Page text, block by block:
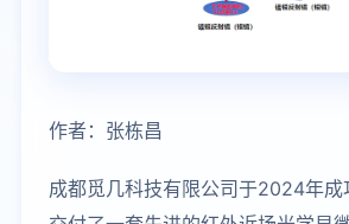
作者：张栋昌
成都觅几科技有限公司于2024年成